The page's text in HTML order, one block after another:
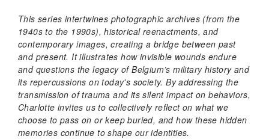
This series intertwines photographic archives (from the
1940s to the 1990s), historical reenactments, and
contemporary images, creating a bridge between past
and present. It illustrates how invisible wounds endure
and questions the legacy of Belgium’s military history and
its repercussions on today's society. By addressing the
transmission of trauma and its silent impact on behaviors,
Charlotte invites us to collectively reflect on what we
choose to pass on or keep buried, and how these hidden
memories continue to shape our identities.